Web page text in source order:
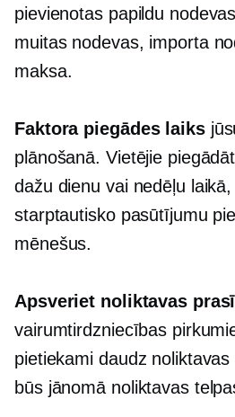
pievienotas papildu
muitas nodevas, importa
maksa.
Faktora piegādes laiks
plānošanā. Vietējie
dažu dienu vai nedēļu
starptautisko pasūtījumu
mēnešus.
Apsveriet noliktavas
vairumtirdzniecības
pietiekami daudz
būs jānomā noliktavas